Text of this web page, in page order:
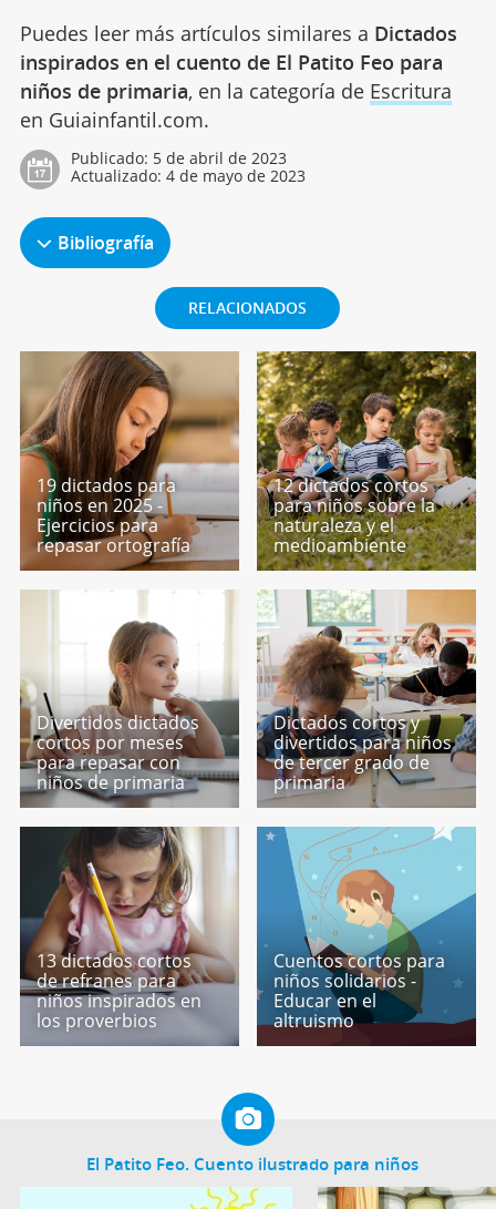
Puedes leer más artículos similares a Dictados
inspirados en el cuento de El Patito Feo para
niños de primaria, en la categoría de Escritura
en Guiainfantil.com.
Publicado: 5 de abril de 2023
Actualizado: 4 de mayo de 2023
Bibliografía
RELACIONADOS
19 dictados para
niños en 2025 -
Ejercicios para
repasar ortografía
12 dictados cortos
para niños sobre la
naturaleza y el
medioambiente
Divertidos dictados
cortos por meses
para repasar con
niños de primaria
Dictados cortos y
divertidos para niños
de tercer grado de
primaria
13 dictados cortos
de refranes para
niños inspirados en
los proverbios
Cuentos cortos para
niños solidarios -
Educar en el
altruismo
El Patito Feo. Cuento ilustrado para niños